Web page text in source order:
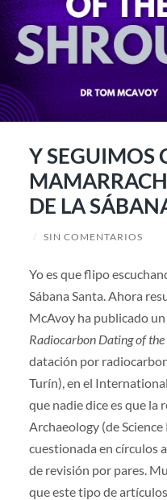
Y SEGUIMOS
DE LA
/ SIN COMENTARIOS
Yo es que flipo
Sábana Santa. Ahora
McAvoy ha publicado
Radiocarbon Dating of
datación por
Turín), en el
que nadie dice es que
Archaeology (de
cuestionada en círculos
de revisión por pares.
que este tipo de